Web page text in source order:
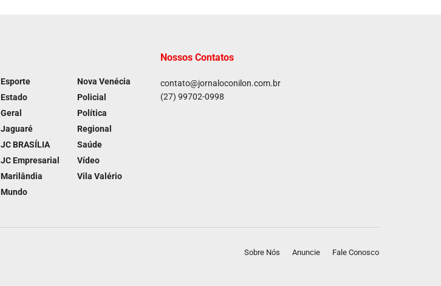
Esporte
Estado
Geral
Jaguaré
JC BRASÍLIA
JC Empresarial
Marilândia
Mundo
Nova Venécia
Policial
Política
Regional
Saúde
Vídeo
Vila Valério
Nossos Contatos
contato@jornaloconilon.com.br
(27) 99702-0998
Sobre Nós Anuncie Fale Conosco